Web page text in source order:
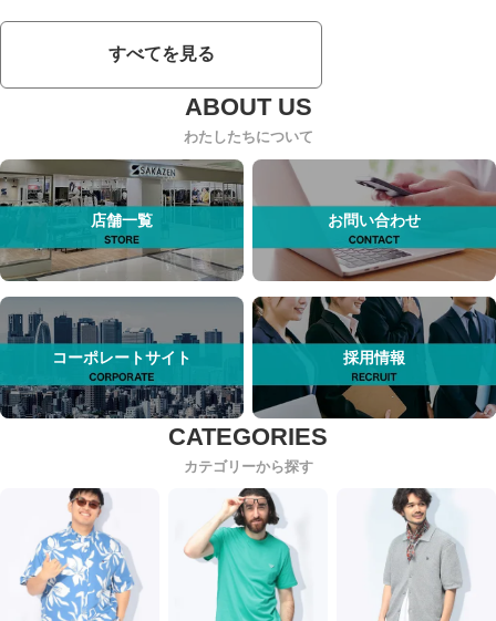
すべてを見る
わたしたちについて
店舗一覧 お問い合わせ
コーポレートサイト 採用情報
カテゴリーから探す